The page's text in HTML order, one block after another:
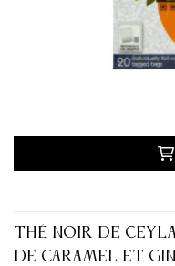
THÉ NOIR DE
DE CARAMEL ET